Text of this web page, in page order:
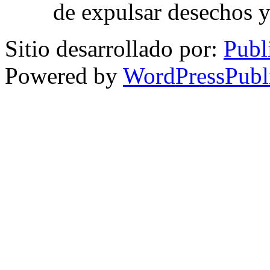
de expulsar
Sitio desarrollado por:
Powered by